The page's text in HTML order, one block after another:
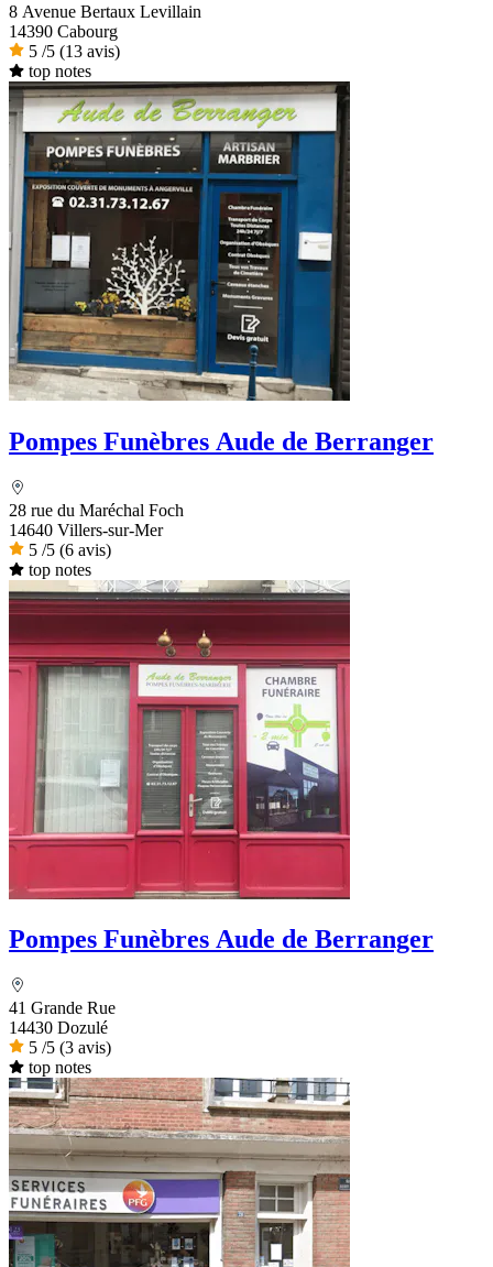
8 Avenue Bertaux Levillain
14390 Cabourg
5 /5 (13 avis)
top notes
Pompes Funèbres Aude de Berranger
28 rue du Maréchal Foch
14640 Villers-sur-Mer
5 /5 (6 avis)
top notes
Pompes Funèbres Aude de Berranger
41 Grande Rue
14430 Dozulé
5 /5 (3 avis)
top notes